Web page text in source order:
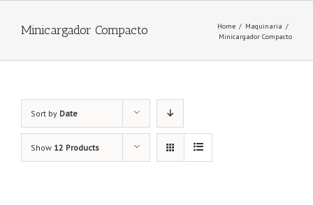
Minicargador Compacto Home / Maquinaria /
Minicargador Compacto
Sort by Date
Show 12 Products